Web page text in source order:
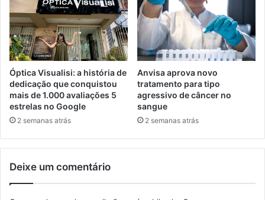
Óptica Visualisi: a história de
dedicação que conquistou
mais de 1.000 avaliações 5
estrelas no Google
2 semanas atrás
Anvisa aprova novo
tratamento para tipo
agressivo de câncer no
sangue
2 semanas atrás
Deixe um comentário